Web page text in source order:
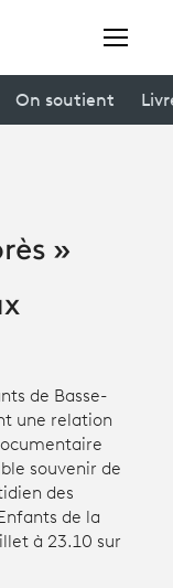
On soutient
»
de Basse-
une relation
souvenir de
des
de la
à 23.10 sur